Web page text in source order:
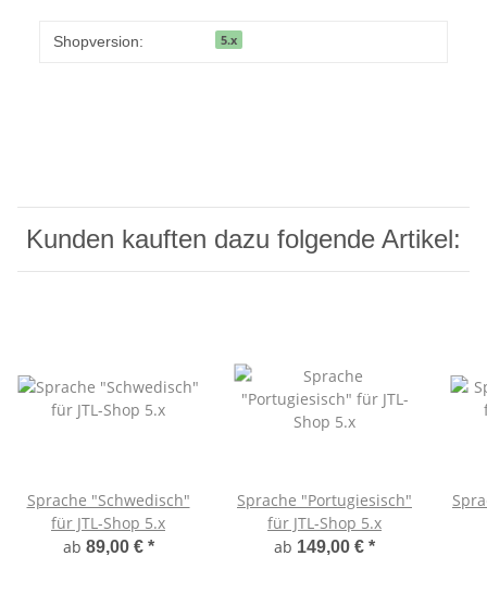
Shopversion: 5.x
Kunden kauften dazu folgende Artikel:
Sprache "Schwedisch"
für JTL-Shop 5.x
ab 89,00 € *
Sprache "Portugiesisch"
für JTL-Shop 5.x
ab 149,00 € *